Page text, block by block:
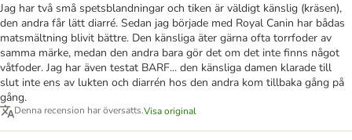
Jag har två små spetsblandningar och tiken är väldigt känslig (kräsen),
den andra får lätt diarré. Sedan jag började med Royal Canin har bådas
matsmältning blivit bättre. Den känsliga äter gärna ofta torrfoder av
samma märke, medan den andra bara gör det om det inte finns något
våtfoder. Jag har även testat BARF... den känsliga damen klarade till
slut inte ens av lukten och diarrén hos den andra kom tillbaka gång på
gång.
Denna recension har översatts.Visa original